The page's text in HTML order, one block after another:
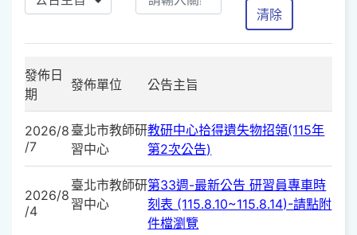
清除
發佈日
期
發佈單位 公告主旨
2026/8
/7
臺北市教師研
習中心
教研中心拾得遺失物招領(115年
第2次公告)
2026/8
/4
臺北市教師研
習中心
第33週-最新公告 研習員專車時
刻表 (115.8.10~115.8.14)-請點附
件檔瀏覽